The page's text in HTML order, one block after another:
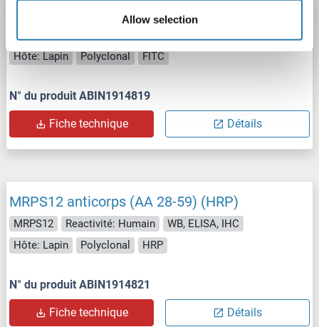
Allow selection
MRPS12 anticorps (AA 28-59) (FITC)
Hôte: Lapin
Polyclonal FITC
N° du produit ABIN1914819
Fiche technique Détails
MRPS12 anticorps (AA 28-59) (HRP)
MRPS12 Reactivité: Humain
WB, ELISA, IHC
Hôte: Lapin
Polyclonal HRP
N° du produit ABIN1914821
Fiche technique Détails